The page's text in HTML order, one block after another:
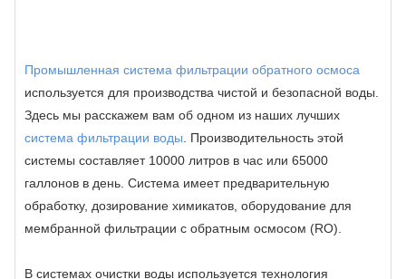
Промышленная система фильтрации обратного осмоса
используется для производства чистой и безопасной воды.
Здесь мы расскажем вам об одном из наших лучших
система фильтрации воды . Производительность этой
системы составляет 10000 литров в час или 65000
галлонов в день. Система имеет предварительную
обработку, дозирование химикатов, оборудование для
мембранной фильтрации с обратным осмосом (RO).
В системах очистки воды используется технология